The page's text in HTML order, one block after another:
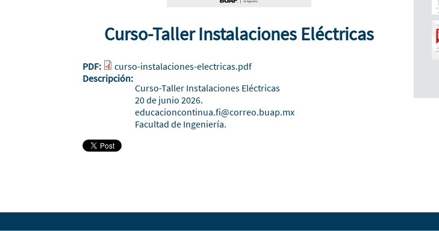
Curso-Taller Instalaciones Eléctricas
PDF:
curso-instalaciones-electricas.pdf
Descripción:
Curso-Taller Instalaciones Eléctricas
20 de junio 2026.
educacioncontinua.fi@correo.buap.mx
Facultad de Ingeniería.